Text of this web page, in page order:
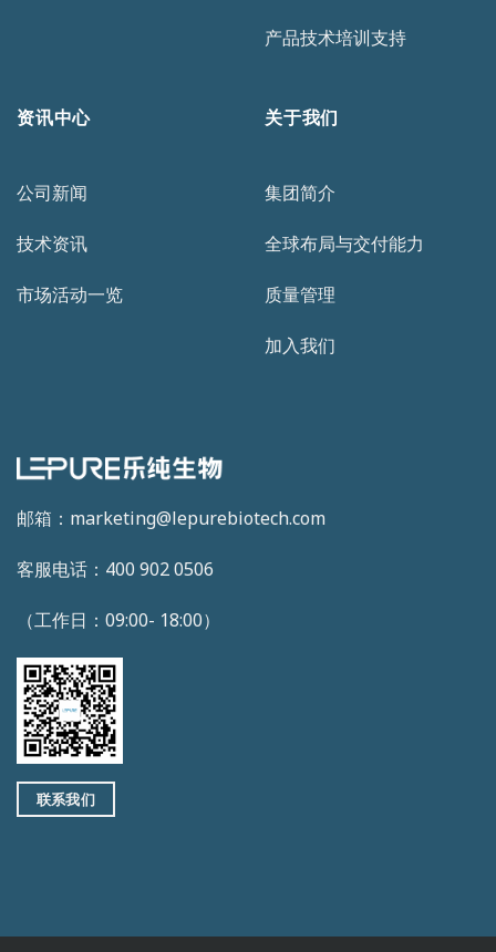
邮箱：marketing@lepurebiotech.com
客服电话：400 902 0506
（工作日：09:00- 18:00）
联系我们
产品技术培训支持
资讯中心
公司新闻
技术资讯
市场活动一览
关于我们
集团简介
全球布局与交付能力
质量管理
加入我们